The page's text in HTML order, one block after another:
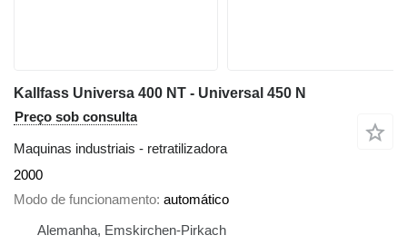
Kallfass Universa 400 NT - Universal 450 N
Preço sob consulta
Maquinas industriais - retratilizadora
2000
Modo de funcionamento automático
Alemanha, Emskirchen-Pirkach